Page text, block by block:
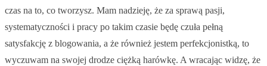
czas na to, co tworzysz. Mam nadzieję, że za sprawą pasji,
systematyczności i pracy po takim czasie będę czuła pełną
satysfakcję z blogowania, a że również jestem perfekcjonistką, to
wyczuwam na swojej drodze ciężką harówkę. A wracając widzę, że